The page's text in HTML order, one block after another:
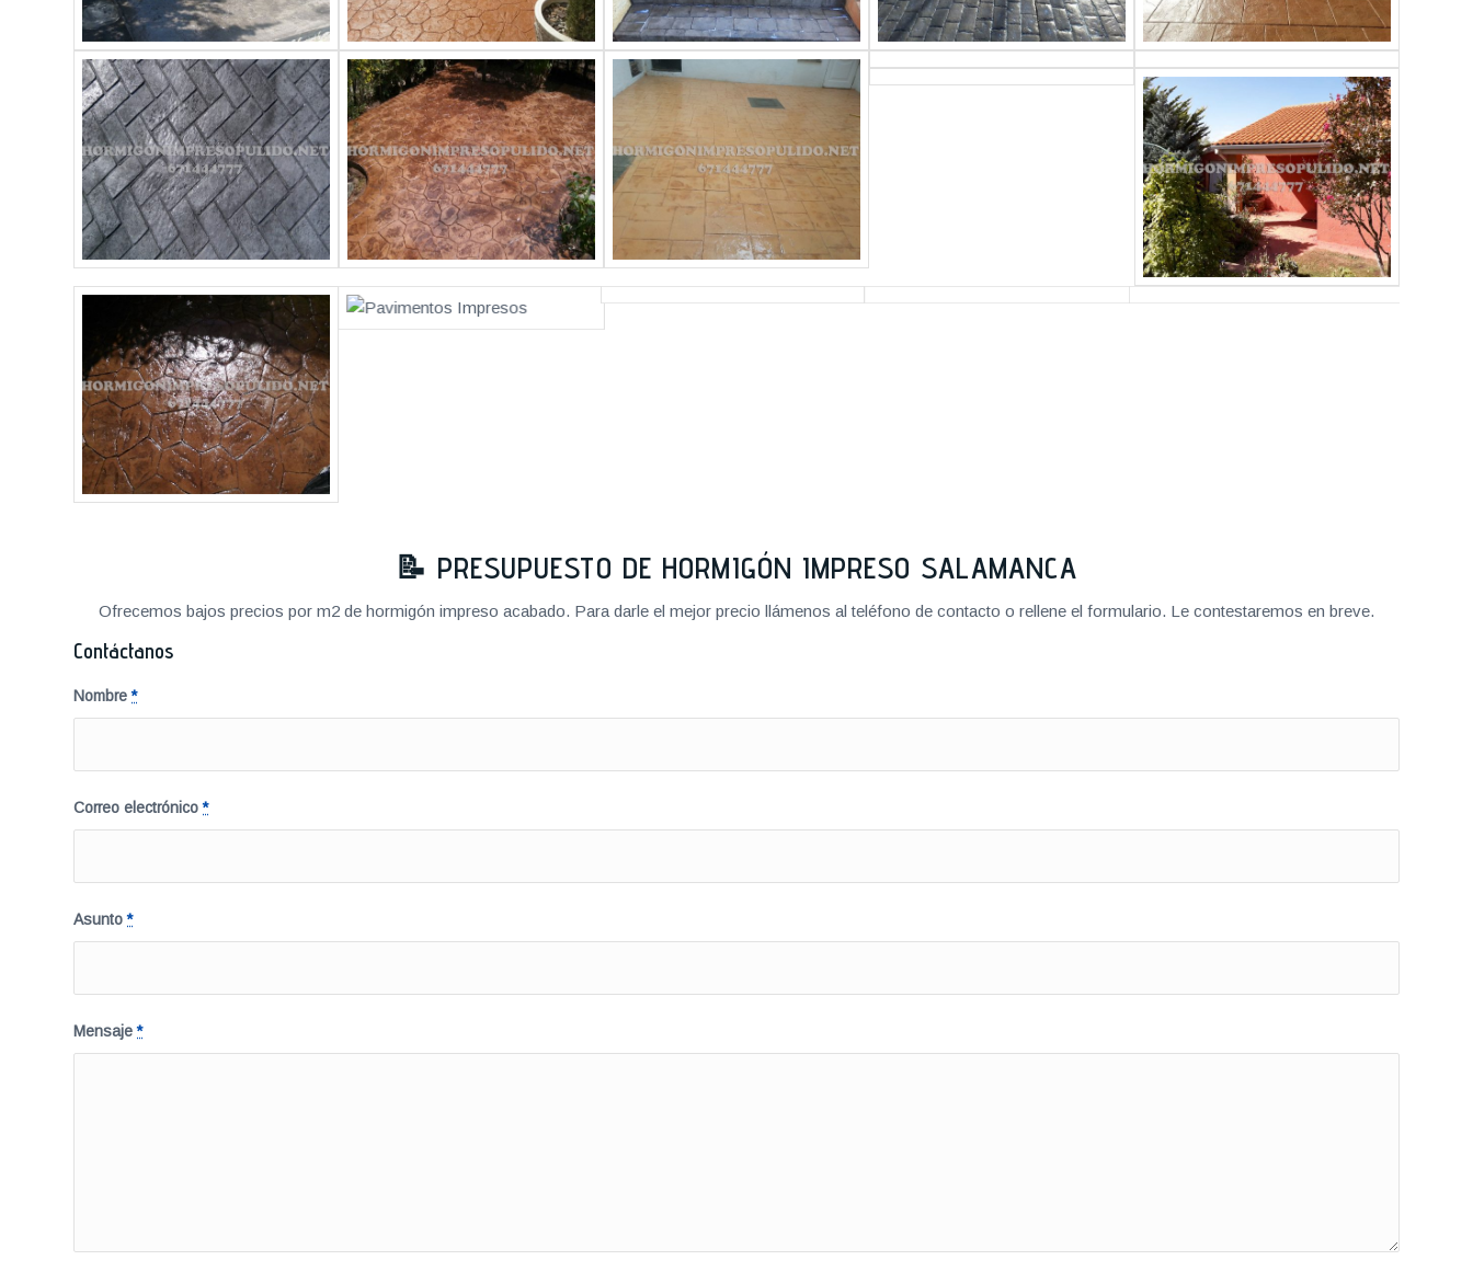
📝 PRESUPUESTO DE HORMIGÓN IMPRESO SALAMANCA
Ofrecemos bajos precios por m2 de hormigón impreso acabado. Para darle el mejor precio llámenos al teléfono de contacto o rellene el formulario. Le contestaremos en breve.
Contáctanos
Nombre*
Correo electrónico*
Asunto*
Mensaje*